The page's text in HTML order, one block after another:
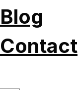
Blog
Contact